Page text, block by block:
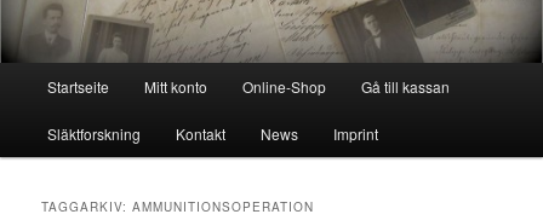
Startseite Mitt konto Online-Shop Gå till kassan
Släktforskning Kontakt News Imprint
TAGGARKIV:AMMUNITIONSOPERATION